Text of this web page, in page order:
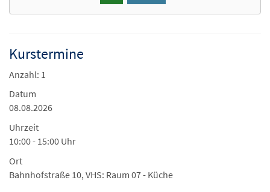
Kurstermine
Anzahl: 1
Datum
08.08.2026
Uhrzeit
10:00 - 15:00 Uhr
Ort
Bahnhofstraße 10, VHS: Raum 07 - Küche